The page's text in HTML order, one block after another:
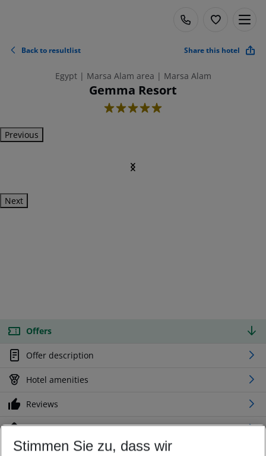
Back to resultlist Share this hotel
Egypt | Marsa Alam area | Marsa Alam
Gemma Resort
5
Previous
Next
Offers
Offer description
Hotel amenities
Reviews
Location
Stimmen Sie zu, dass wir